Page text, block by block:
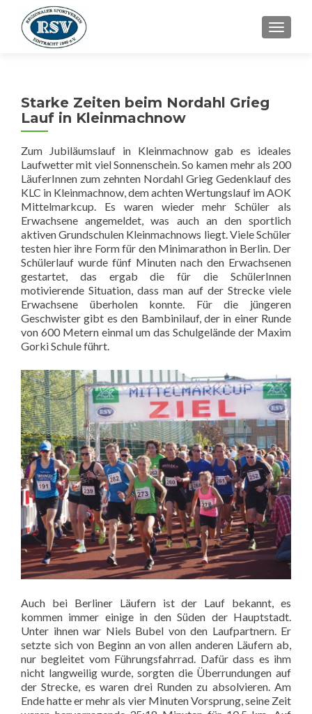
Starke Zeiten beim Nordahl Grieg
Lauf in Kleinmachnow
Zum Jubiläumslauf in Kleinmachnow gab es ideales
Laufwetter mit viel Sonnenschein. So kamen mehr als 200
LäuferInnen zum zehnten Nordahl Grieg Gedenklauf des
KLC in Kleinmachnow, dem achten Wertungslauf im AOK
Mittelmarkcup. Es waren wieder mehr Schüler als
Erwachsene angemeldet, was auch an den sportlich
aktiven Grundschulen Kleinmachnows liegt. Viele Schüler
testen hier ihre Form für den Minimarathon in Berlin. Der
Schülerlauf wurde fünf Minuten nach den Erwachsenen
gestartet, das ergab die für die SchülerInnen
motivierende Situation, dass man auf der Strecke viele
Erwachsene überholen konnte. Für die jüngeren
Geschwister gibt es den Bambinilauf, der in einer Runde
von 600 Metern einmal um das Schulgelände der Maxim
Gorki Schule führt.
Auch bei Berliner Läufern ist der Lauf bekannt, es
kommen immer einige in den Süden der Hauptstadt.
Unter ihnen war Niels Bubel von den Laufpartnern. Er
setzte sich von Beginn an von allen anderen Läufern ab,
nur begleitet vom Führungsfahrrad. Dafür dass es ihm
nicht langweilig wurde, sorgten die Überrundungen auf
der Strecke, es waren drei Runden zu absolvieren. Am
Ende hatte er mehr als vier Minuten Vorsprung, seine Zeit